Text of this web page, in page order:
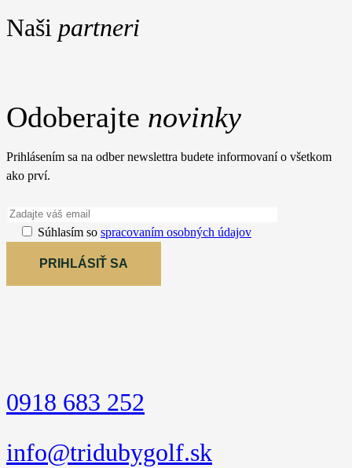
Naši partneri
Odoberajte novinky
Prihlásením sa na odber newslettra budete informovaní o všetkom
ako prví.
Súhlasím so spracovaním osobných údajov
PRIHLÁSIŤ SA
0918 683 252
info@tridubygolf.sk